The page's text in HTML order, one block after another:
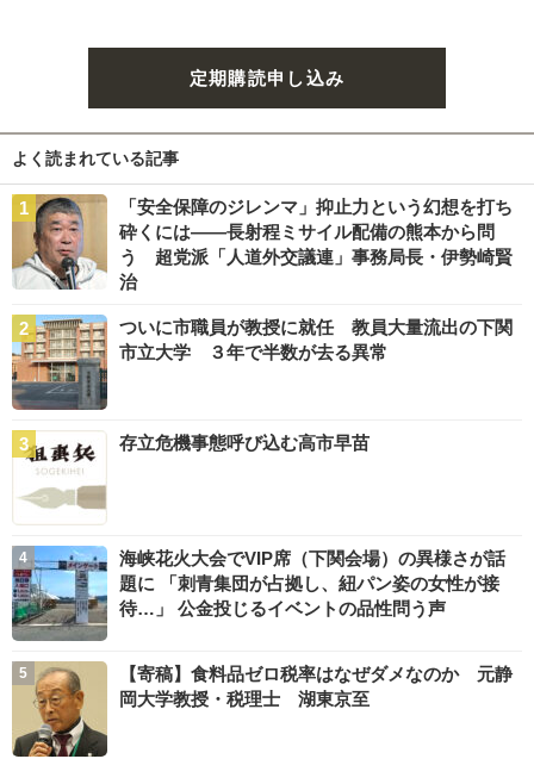
定期購読申し込み
よく読まれている記事
「安全保障のジレンマ」抑止力という幻想を打ち
砕くには――長射程ミサイル配備の熊本から問
う 超党派「人道外交議連」事務局長・伊勢崎賢
治
ついに市職員が教授に就任 教員大量流出の下関
市立大学 ３年で半数が去る異常
存立危機事態呼び込む高市早苗
海峡花火大会でVIP席（下関会場）の異様さが話
題に 「刺青集団が占拠し、紐パン姿の女性が接
待…」 公金投じるイベントの品性問う声
【寄稿】食料品ゼロ税率はなぜダメなのか 元静
岡大学教授・税理士 湖東京至